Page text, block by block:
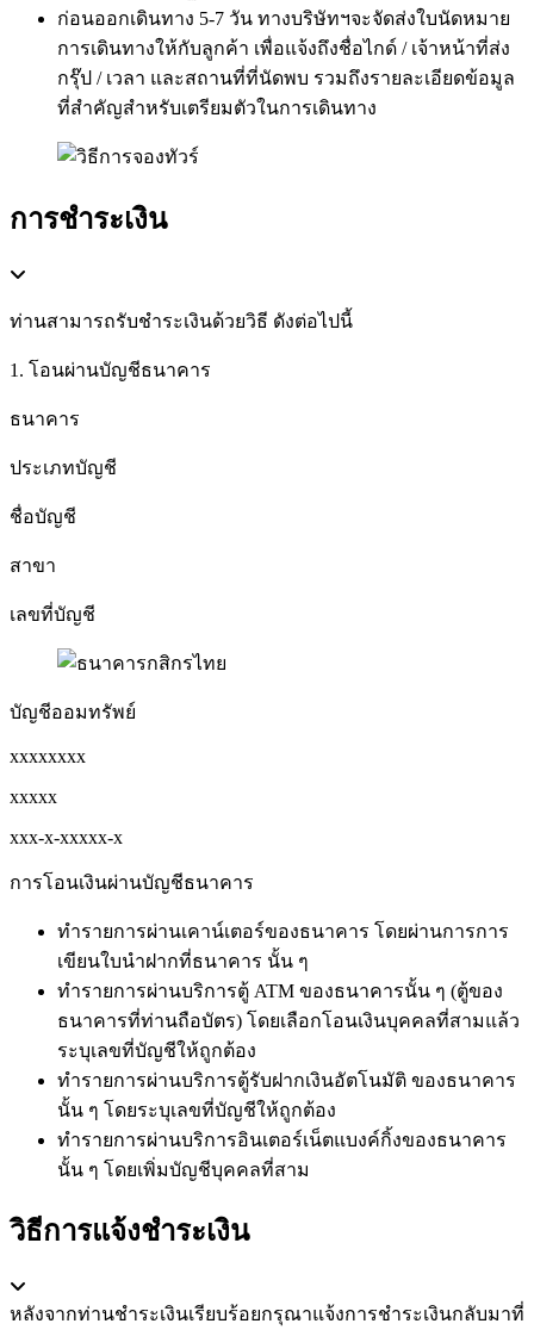
ก่อนออกเดินทาง 5-7 วัน ทางบริษัทฯจะจัดส่งใบนัดหมาย
การเดินทางให้กับลูกค้า เพื่อแจ้งถึงชื่อไกด์ / เจ้าหน้าที่ส่ง
กรุ๊ป / เวลา และสถานที่ที่นัดพบ รวมถึงรายละเอียดข้อมูล
ที่สำคัญสำหรับเตรียมตัวในการเดินทาง
การชำระเงิน
ท่านสามารถรับชำระเงินด้วยวิธี ดังต่อไปนี้
1. โอนผ่านบัญชีธนาคาร
ธนาคาร
ประเภทบัญชี
ชื่อบัญชี
สาขา
เลขที่บัญชี
บัญชีออมทรัพย์
xxxxxxxx
xxxxx
xxx-x-xxxxx-x
การโอนเงินผ่านบัญชีธนาคาร
ทำรายการผ่านเคาน์เตอร์ของธนาคาร โดยผ่านการการ
เขียนใบนำฝากที่ธนาคาร นั้น ๆ
ทำรายการผ่านบริการตู้ ATM ของธนาคารนั้น ๆ (ตู้ของ
ธนาคารที่ท่านถือบัตร) โดยเลือกโอนเงินบุคคลที่สามแล้ว
ระบุเลขที่บัญชีให้ถูกต้อง
ทำรายการผ่านบริการตู้รับฝากเงินอัตโนมัติ ของธนาคาร
นั้น ๆ โดยระบุเลขที่บัญชีให้ถูกต้อง
ทำรายการผ่านบริการอินเตอร์เน็ตแบงค์กิ้งของธนาคาร
นั้น ๆ โดยเพิ่มบัญชีบุคคลที่สาม
วิธีการแจ้งชำระเงิน
หลังจากท่านชำระเงินเรียบร้อยกรุณาแจ้งการชำระเงินกลับมาที่